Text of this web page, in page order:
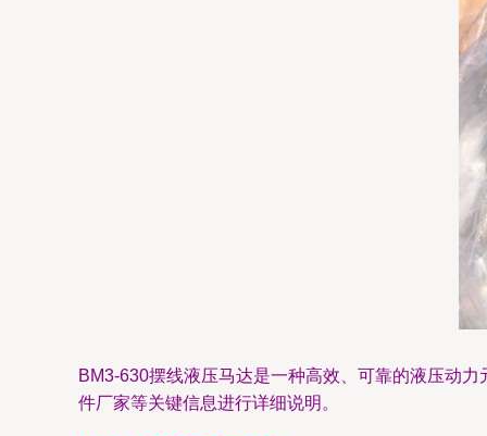
BM3-630摆线液压马达是一种高效、可靠的液压动
件厂家等关键信息进行详细说明。